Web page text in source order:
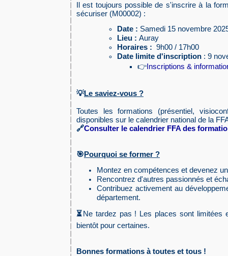
Il est toujours possible de s'inscrire à la
sécuriser (M00002) :
Date : Samedi 15 novembre
Lieu : Auray
Horaires : 9h00 / 17h00
Date limite d'inscription : 9
👉Inscriptions &
💡Le saviez-vous ?
Toutes les formations (présentiel,
disponibles sur le calendrier national de la
🔗Consulter le calendrier FFA des
🎯Pourquoi se former ?
Montez en compétences et devenez
Rencontrez d'autres passionnés et
Contribuez activement au
département.
⏳Ne tardez pas ! Les places sont limitées
bientôt pour certaines.
Bonnes formations à toutes et tous !